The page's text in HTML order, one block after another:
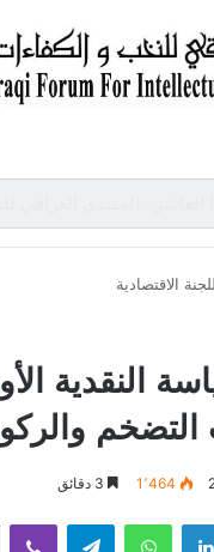
الاقتصادية
النقدية
التضخم
1٬464
لينكدإن واتساب